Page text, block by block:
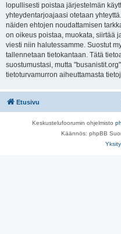
lopullisesti poistaa järjestelmän
yhteydentarjoajaasi otetaan
näiden ehtojen noudattamisen
on oikeus poistaa, muokata, siirtää
viesti niin halutessamme. Suostut
tallennetaan tietokantaan. Tätä
suostumustasi, mutta
tietoturvamurron aiheuttamasta
Etusivu
Keskustelufoorumin ohjelmisto
Käännös: phpBB